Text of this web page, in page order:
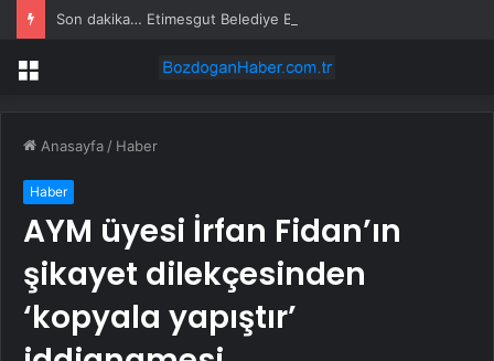
Menü
Anasayfa / Haber
Haber
AYM üyesi İrfan Fidan’ın
şikayet dilekçesinden
‘kopyala yapıştır’